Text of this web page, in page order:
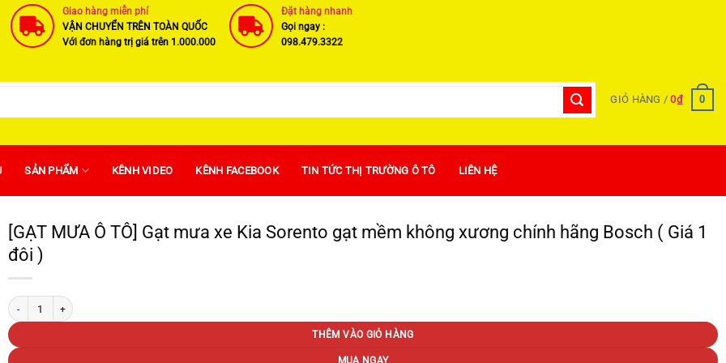
Giao hàng miễn phí
VẬN CHUYỂN TRÊN TOÀN QUỐC
Với đơn hàng trị giá trên 1.000.000
Đặt hàng nhanh
Gọi ngay :
098.479.3322
GIỎ HÀNG /0₫ 0
SẢN PHẨM KÊNH VIDEO KÊNH FACEBOOK TIN TỨC THỊ TRƯỜNG Ô TÔ LIÊN HỆ
[GẠT MƯA Ô TÔ] Gạt mưa xe Kia Sorento gạt mềm không xương chính hãng Bosch ( Giá 1
đôi )
[GẠT MƯA Ô TÔ] Gạt mưa xe Kia Sorento gạt mềm không xương chính hãng Bosch ( Giá 1 đôi ) số lượng
THÊM VÀO GIỎ HÀNG
MUA NGAY